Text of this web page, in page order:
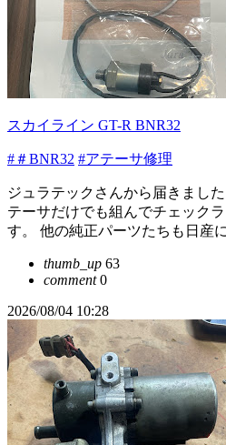
スカイライン GT-R BNR32
#＃BNR32 #アテーサ修理
ジュラテックさんから届きまし
テーサだけでも組んでチェック
す。 他の純正パーツたちも日産
thumb_up 63
comment0
2026/08/04 10:28